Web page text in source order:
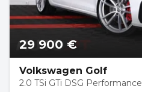
29 900 €
Volkswagen Golf
2.0 TSi GTi DSG Performance